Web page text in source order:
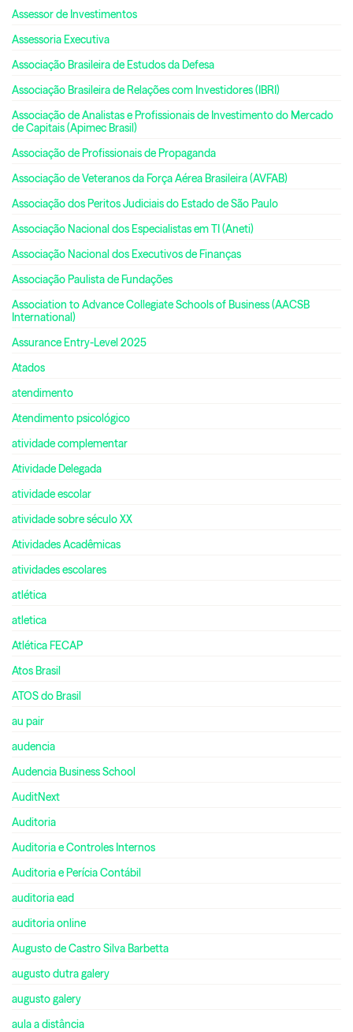
Assessor de Investimentos
Assessoria Executiva
Associação Brasileira de Estudos da Defesa
Associação Brasileira de Relações com Investidores (IBRI)
Associação de Analistas e Profissionais de Investimento do Mercado
de Capitais (Apimec Brasil)
Associação de Profissionais de Propaganda
Associação de Veteranos da Força Aérea Brasileira (AVFAB)
Associação dos Peritos Judiciais do Estado de São Paulo
Associação Nacional dos Especialistas em TI (Aneti)
Associação Nacional dos Executivos de Finanças
Associação Paulista de Fundações
Association to Advance Collegiate Schools of Business (AACSB
International)
Assurance Entry-Level 2025
Atados
atendimento
Atendimento psicológico
atividade complementar
Atividade Delegada
atividade escolar
atividade sobre século XX
Atividades Acadêmicas
atividades escolares
atlética
atletica
Atlética FECAP
Atos Brasil
ATOS do Brasil
au pair
audencia
Audencia Business School
AuditNext
Auditoria
Auditoria e Controles Internos
Auditoria e Perícia Contábil
auditoria ead
auditoria online
Augusto de Castro Silva Barbetta
augusto dutra galery
augusto galery
aula a distância